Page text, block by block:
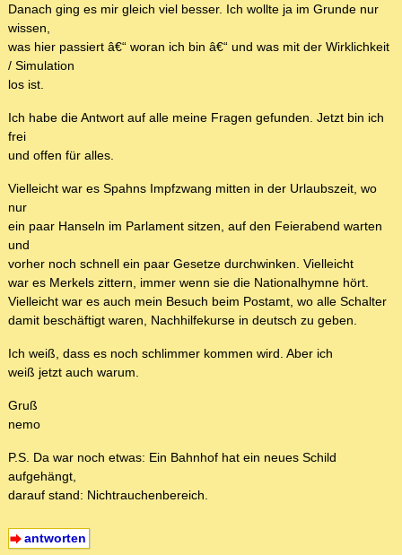
Danach ging es mir gleich viel besser. Ich wollte ja im Grunde nur
wissen,
was hier passiert â€“ woran ich bin â€“ und was mit der Wirklichkeit
/ Simulation
los ist.
Ich habe die Antwort auf alle meine Fragen gefunden. Jetzt bin ich
frei
und offen für alles.
Vielleicht war es Spahns Impfzwang mitten in der Urlaubszeit, wo
nur
ein paar Hanseln im Parlament sitzen, auf den Feierabend warten
und
vorher noch schnell ein paar Gesetze durchwinken. Vielleicht
war es Merkels zittern, immer wenn sie die Nationalhymne hört.
Vielleicht war es auch mein Besuch beim Postamt, wo alle Schalter
damit beschäftigt waren, Nachhilfekurse in deutsch zu geben.
Ich weiß, dass es noch schlimmer kommen wird. Aber ich
weiß jetzt auch warum.
Gruß
nemo
P.S. Da war noch etwas: Ein Bahnhof hat ein neues Schild
aufgehängt,
darauf stand: Nichtrauchenbereich.
antworten